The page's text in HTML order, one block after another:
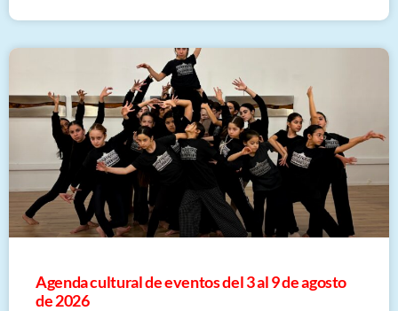
​Agenda cultural de eventos del 3 al 9 de agosto
de 2026